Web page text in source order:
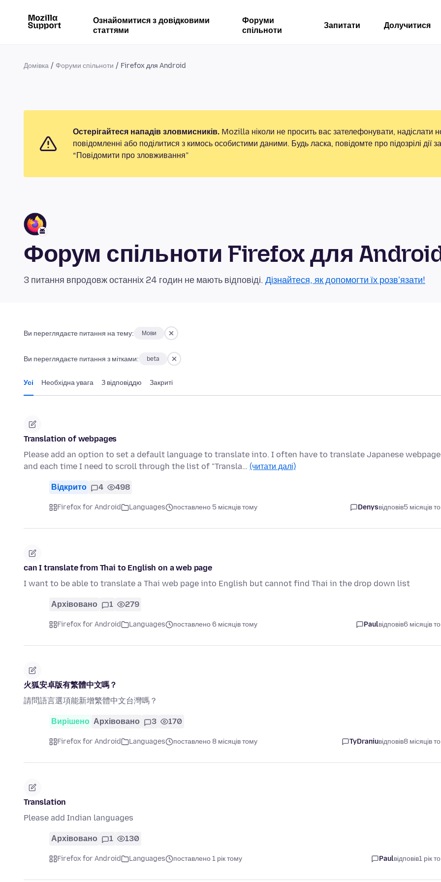
Ознайомитися з довідковими
статтями
Форуми
спільноти
Запитати Долучитися
Домівка Форуми спільноти Firefox для Android
Остерігайтеся нападів зловмисників. Mozilla ніколи не просить вас зателефонувати, надіслати
повідомленні або поділитися з кимось особистими даними. Будь ласка, повідомте про підозрілі
“Повідомити про зловживання”
Форум спільноти Firefox для
3 питання впродовж останніх 24 годин не мають відповіді. Дізнайтеся, як допомогти їх розв'язати!
Ви переглядаєте питання на тему: Мови
Ви переглядаєте питання з мітками: beta
Усі Необхідна увага З відповіддю Закриті
Translation of webpages
Please add an option to set a default language to translate into. I often have to translate Japanese
and each time I need to scroll through the list of "Transla… (читати далі)
Відкрито 4 498
Firefox for Android Languages поставлено 5 місяців тому Denysвідповів5 місяців
can I translate from Thai to English on a web page
I want to be able to translate a Thai web page into English but cannot find Thai in the drop down list
Архівовано 1 279
Firefox for Android Languages поставлено 6 місяців тому Paulвідповів6 місяців
火狐安卓版有繁體中文嗎？
請問語言選項能新增繁體中文台灣嗎？
Вирішено Архівовано 3 170
Firefox for Android Languages поставлено 8 місяців тому TyDraniuвідповів8 місяців
Translation
Please add Indian languages
Архівовано 1 130
Firefox for Android Languages поставлено 1 рік тому Paulвідповів1 рік